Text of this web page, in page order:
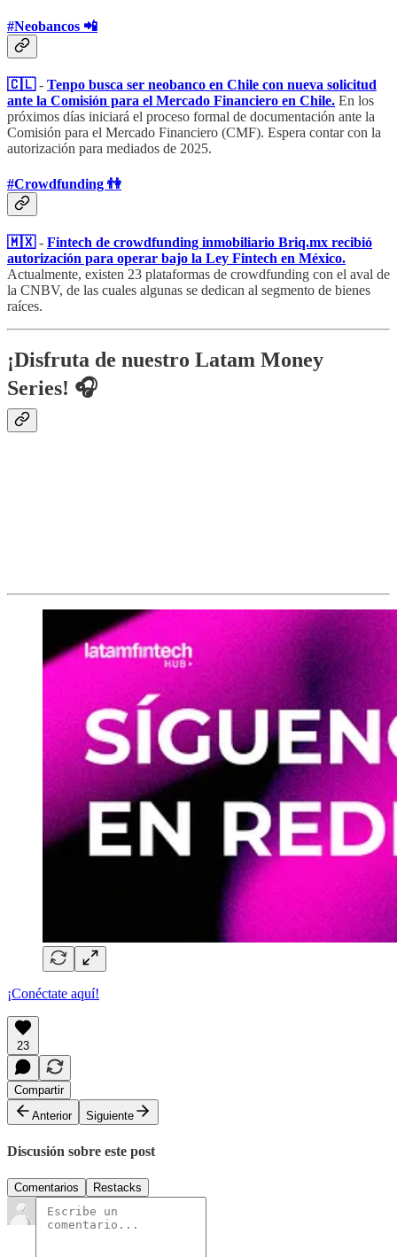
#Neobancos 📲
🇨🇱- Tenpo busca ser neobanco en Chile con nueva solicitud
ante la Comisión para el Mercado Financiero en Chile. En los
próximos días iniciará el proceso formal de documentación ante la
Comisión para el Mercado Financiero (CMF). Espera contar con la
autorización para mediados de 2025.
#Crowdfunding 👫
🇲🇽- Fintech de crowdfunding inmobiliario Briq.mx recibió
autorización para operar bajo la Ley Fintech en México.
Actualmente, existen 23 plataformas de crowdfunding con el aval de
la CNBV, de las cuales algunas se dedican al segmento de bienes
raíces.
¡Disfruta de nuestro Latam Money
Series! 🎧
¡Conéctate aquí!
23
Compartir
Anterior
Siguiente
Discusión sobre este post
Comentarios Restacks